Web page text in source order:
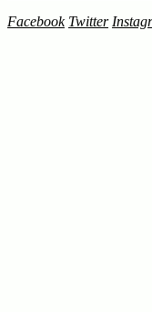
Facebook Twitter